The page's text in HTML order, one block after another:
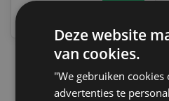
1
Deze website
van cookies.
"We gebruiken
advertenties te